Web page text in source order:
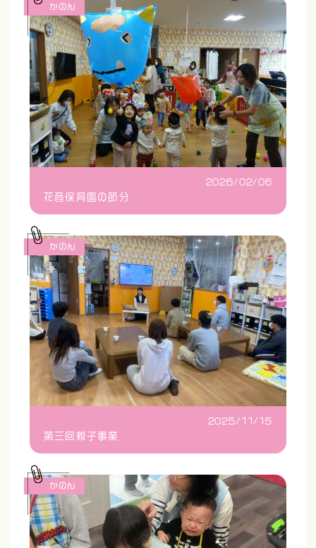
2026/02/06
花音保育園の節分
かのん
2025/11/15
第三回親子事業
かのん
かのん